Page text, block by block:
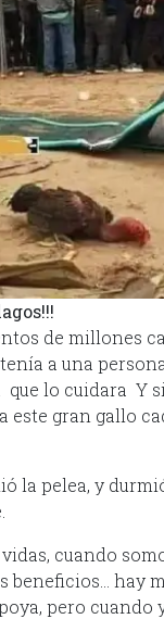
de millones
a una
que lo cuidara Y
este gran gallo
la pelea, y
cuando
beneficios… hay
pero cuando